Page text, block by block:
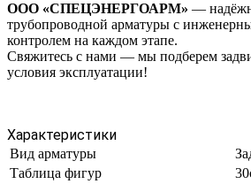
ООО «СПЕЦЭНЕРГОАРМ» —
трубопроводной арматуры с
контролем на каждом этапе.
Свяжитесь с нами — мы подберем
условия эксплуатации!
Характеристики
Вид арматуры
Таблица фигур